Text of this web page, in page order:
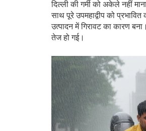
दिल्ली की गर्मी को अकेले नहीं
साथ पूरे उपमहाद्वीप को
उत्पादन में गिरावट का कारण
तेज हो गई।